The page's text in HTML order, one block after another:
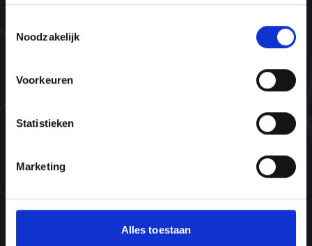
Noodzakelijk
Voorkeuren
Statistieken
Marketing
Alles toestaan
Opleidingen
Contact
072-505 35 01
06-45 66 44 66 (alleen WhatsApp, nieuw!)